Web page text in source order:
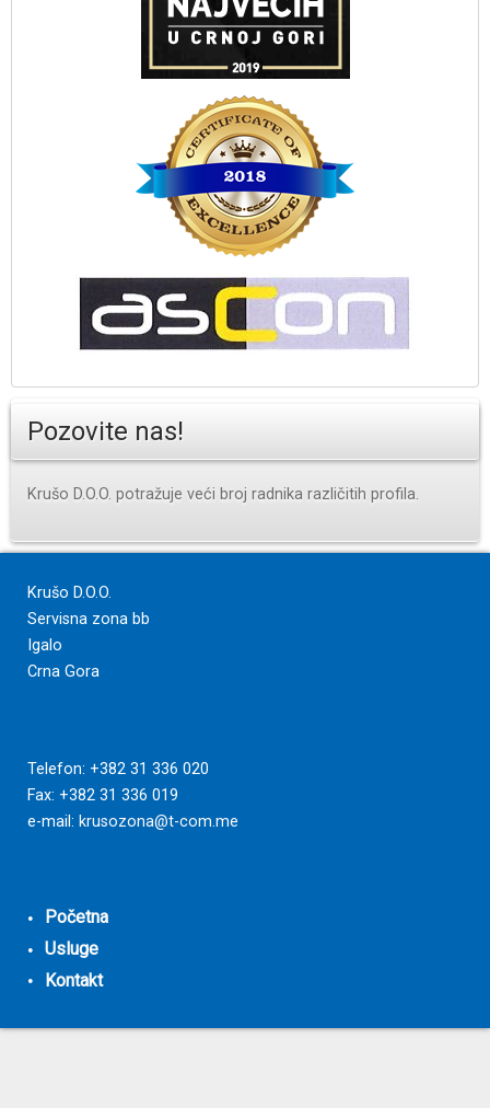
Pozovite nas!
Krušo D.O.O. potražuje veći broj radnika različitih profila.
Krušo D.O.O.
Servisna zona bb
Igalo
Crna Gora
Telefon: +382 31 336 020
Fax: +382 31 336 019
e-mail: krusozona@t-com.me
Početna
Usluge
Kontakt